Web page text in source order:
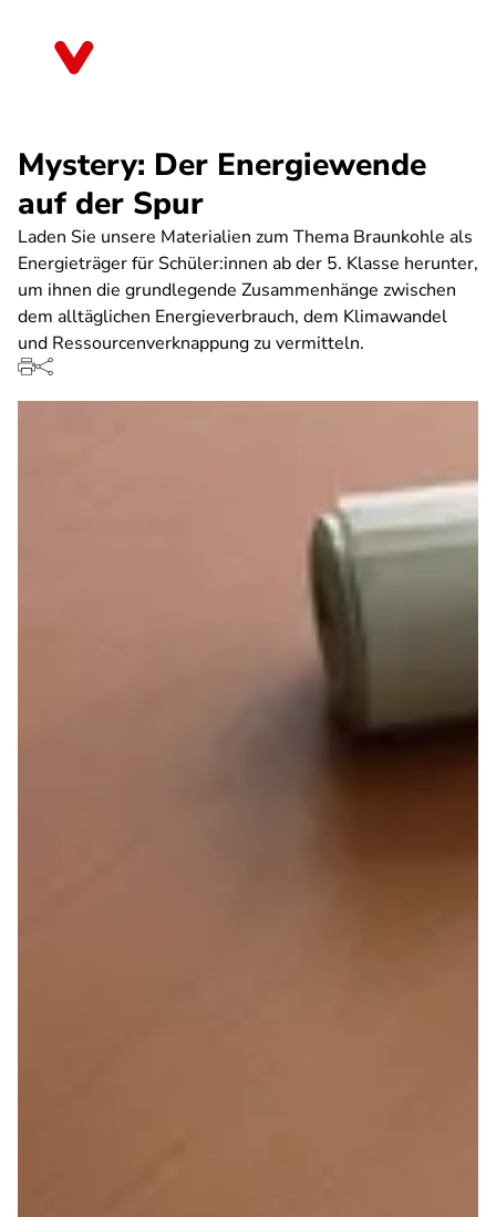
Mystery: Der Energiewende
auf der Spur
Laden Sie unsere Materialien zum Thema Braunkohle als
Energieträger für Schüler:innen ab der 5. Klasse herunter,
um ihnen die grundlegende Zusammenhänge zwischen
dem alltäglichen Energieverbrauch, dem Klimawandel
und Ressourcenverknappung zu vermitteln.